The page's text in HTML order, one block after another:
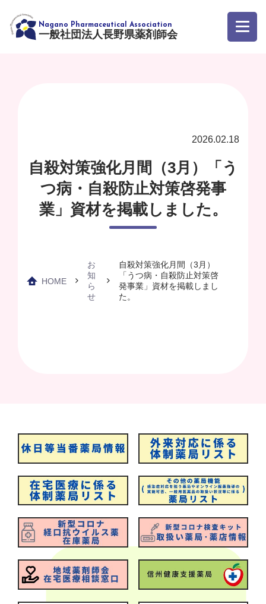
一般社団法人長野県薬剤師会
2026.02.18
自殺対策強化月間（3月）「う
つ病・自殺防止対策啓発事
業」資材を掲載しました。
HOME
お
知
ら
せ
自殺対策強化月間（3月）
「うつ病・自殺防止対策啓
発事業」資材を掲載しまし
た。